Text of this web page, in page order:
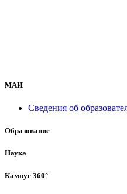
МАИ
Сведения об
Образование
Наука
Кампус 360°